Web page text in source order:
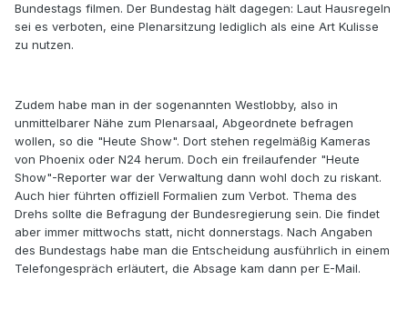
Bundestags filmen. Der Bundestag hält dagegen: Laut Hausregeln
sei es verboten, eine Plenarsitzung lediglich als eine Art Kulisse
zu nutzen.
Zudem habe man in der sogenannten Westlobby, also in
unmittelbarer Nähe zum Plenarsaal, Abgeordnete befragen
wollen, so die "Heute Show". Dort stehen regelmäßig Kameras
von Phoenix oder N24 herum. Doch ein freilaufender "Heute
Show"-Reporter war der Verwaltung dann wohl doch zu riskant.
Auch hier führten offiziell Formalien zum Verbot. Thema des
Drehs sollte die Befragung der Bundesregierung sein. Die findet
aber immer mittwochs statt, nicht donnerstags. Nach Angaben
des Bundestags habe man die Entscheidung ausführlich in einem
Telefongespräch erläutert, die Absage kam dann per E-Mail.